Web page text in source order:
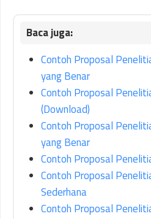
Contoh Proposal
yang Benar
Contoh Proposal
(Download)
Contoh Proposal
yang Benar
Contoh Proposal
Contoh Proposal
Sederhana
Contoh Proposal